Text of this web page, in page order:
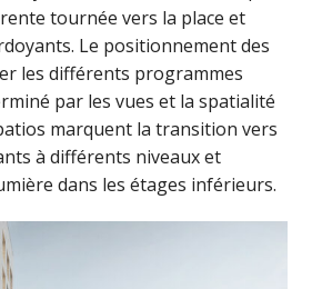
tournée vers la place et
Le positionnement des
les différents programmes
par les vues et la spatialité
marquent la transition vers
à différents niveaux et
dans les étages inférieurs.